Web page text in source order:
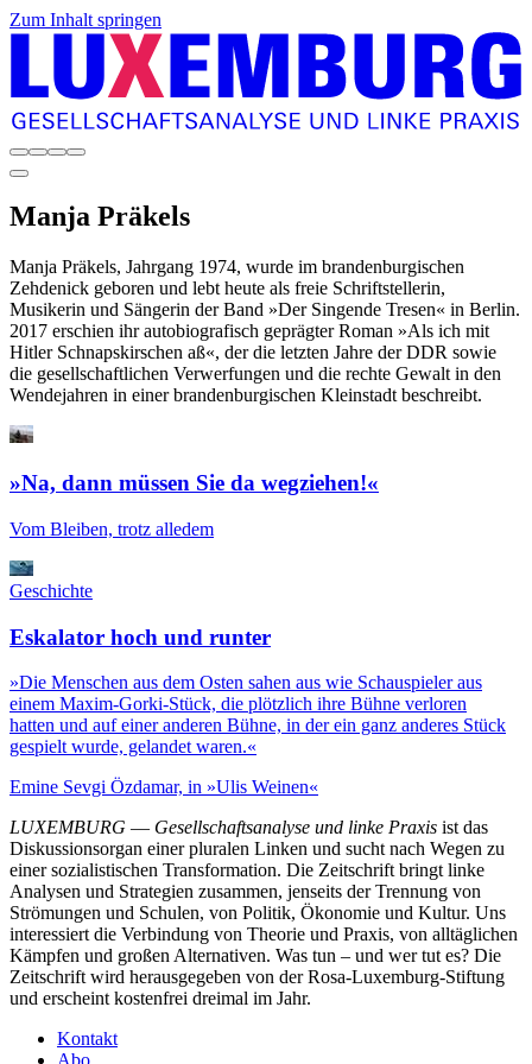
Zum Inhalt springen
Manja Präkels
Manja Präkels, Jahrgang 1974, wurde im brandenburgischen
Zehdenick geboren und lebt heute als freie Schriftstellerin,
Musikerin und Sängerin der Band »Der Singende Tresen« in Berlin.
2017 erschien ihr autobiografisch geprägter Roman »Als ich mit
Hitler Schnapskirschen aß«, der die letzten Jahre der DDR sowie
die gesellschaftlichen Verwerfungen und die rechte Gewalt in den
Wendejahren in einer brandenburgischen Kleinstadt beschreibt.
»Na, dann müssen Sie da wegziehen!«
Vom Bleiben, trotz alledem
Geschichte
Eskalator hoch und runter
»Die Menschen aus dem Osten sahen aus wie Schauspieler aus
einem Maxim-Gorki-Stück, die plötzlich ihre Bühne verloren
hatten und auf einer anderen Bühne, in der ein ganz anderes Stück
gespielt wurde, gelandet waren.«
Emine Sevgi Özdamar, in »Ulis Weinen«
LUXEMBURG — Gesellschaftsanalyse und linke Praxis ist das
Diskussionsorgan einer pluralen Linken und sucht nach Wegen zu
einer sozialistischen Transformation. Die Zeitschrift bringt linke
Analysen und Strategien zusammen, jenseits der Trennung von
Strömungen und Schulen, von Politik, Ökonomie und Kultur. Uns
interessiert die Verbindung von Theorie und Praxis, von alltäglichen
Kämpfen und großen Alternativen. Was tun – und wer tut es? Die
Zeitschrift wird herausgegeben von der Rosa-Luxemburg-Stiftung
und erscheint kostenfrei dreimal im Jahr.
Kontakt